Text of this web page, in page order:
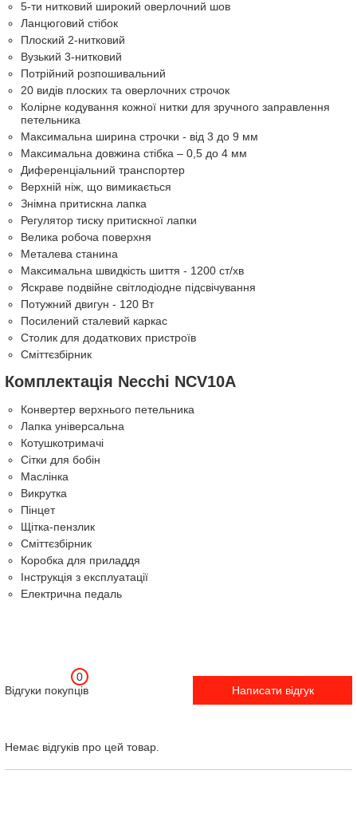
5-ти нитковий широкий оверлочний шов
Ланцюговий стібок
Плоский 2-нитковий
Вузький 3-нитковий
Потрійний розпошивальний
20 видів плоских та оверлочних строчок
Колірне кодування кожної нитки для зручного заправлення
петельника
Максимальна ширина строчки - від 3 до 9 мм
Максимальна довжина стібка – 0,5 до 4 мм
Диференціальний транспортер
Верхній ніж, що вимикається
Знімна притискна лапка
Регулятор тиску притискної лапки
Велика робоча поверхня
Металева станина
Максимальна швидкість шиття - 1200 ст/хв
Яскраве подвійне світлодіодне підсвічування
Потужний двигун - 120 Вт
Посилений сталевий каркас
Столик для додаткових пристроїв
Сміттєзбірник
Комплектація Necchi NCV10A
Конвертер верхнього петельника
Лапка універсальна
Котушкотримачі
Сітки для бобін
Маслінка
Викрутка
Пінцет
Щітка-пензлик
Сміттєзбірник
Коробка для приладдя
Інструкція з експлуатації
Електрична педаль
Відгуки покупців
0
Написати відгук
Немає відгуків про цей товар.